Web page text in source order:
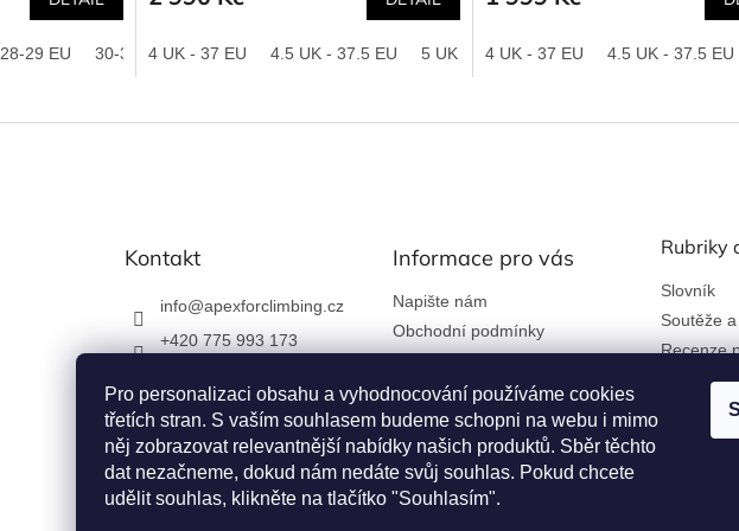
Pro personalizaci obsahu a vyhodnocování používáme cookies
třetích stran. S vaším souhlasem budeme schopni na webu i mimo
něj zobrazovat relevantnější nabídky našich produktů. Sběr těchto
dat nezačneme, dokud nám nedáte svůj souhlas. Pokud chcete
udělit souhlas, klikněte na tlačítko "Souhlasím".
28-29 EU 30-31 EU 32-33 EU 34-35 EU
4 UK - 37 EU 4.5 UK - 37.5 EU 5 UK - 38 EU 6.5 UK - 40 EU 7.5 UK
4 UK - 37 EU 4.5 UK - 37.5 EU
Kontakt
info@apexforclimbing.cz
+420 775 993 173
u
apexforclimbing
Informace pro vás
Napište nám
Obchodní podmínky
Kontakty a firemní údaje
Reklamace a vrácení zboží
Věrnostní program
Rubriky
Slovník
Soutěže
Recenze